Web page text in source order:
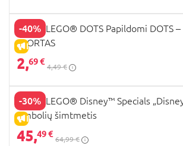
-40%
IŠPARDAVIMAS
41958 LEGO® DOTS Papildomi DOTS
SPORTAS
2,69 €
4,49 €
-30%
IŠPARDAVIMAS
43221 LEGO® Disney™ Specials
simbolių šimtmetis
45,49 €
64,99 €